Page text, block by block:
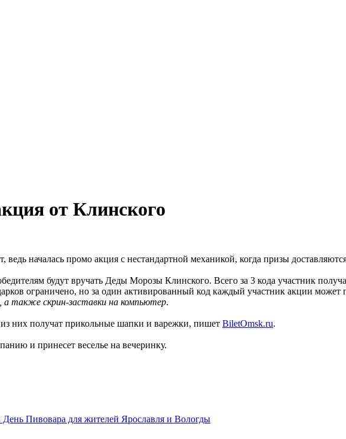
от Клинского
ведь началась промо акция с нестандартной механикой, когда призы
будут вручать Деды Морозы Клинского. Всего за 3 кода участник
ограничено, но за один активированный код каждый участник акции может
а также скрин-заставки на компьютер.
них получат прикольные шапки и варежки, пишет BiletOmsk.ru.
и принесет веселье на вечеринку.
День Пивовара для жителей Ярославля и Вологды